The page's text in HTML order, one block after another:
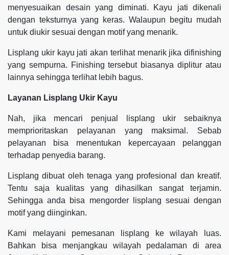
menyesuaikan desain yang diminati. Kayu jati dikenali
dengan teksturnya yang keras. Walaupun begitu mudah
untuk diukir sesuai dengan motif yang menarik.
Lisplang ukir kayu jati akan terlihat menarik jika difinishing
yang sempurna. Finishing tersebut biasanya diplitur atau
lainnya sehingga terlihat lebih bagus.
Layanan Lisplang Ukir Kayu
Nah, jika mencari penjual lisplang ukir sebaiknya
memprioritaskan pelayanan yang maksimal. Sebab
pelayanan bisa menentukan kepercayaan pelanggan
terhadap penyedia barang.
Lisplang dibuat oleh tenaga yang profesional dan kreatif.
Tentu saja kualitas yang dihasilkan sangat terjamin.
Sehingga anda bisa mengorder lisplang sesuai dengan
motif yang diinginkan.
Kami melayani pemesanan lisplang ke wilayah luas.
Bahkan bisa menjangkau wilayah pedalaman di area